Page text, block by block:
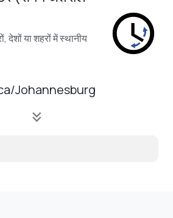
देशों या शहरों में स्थानीय
Johannesburg
keyboard_double_arrow_down